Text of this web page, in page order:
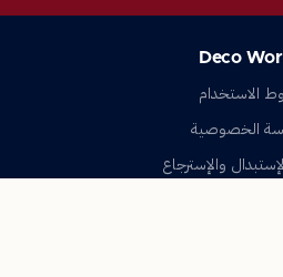
Deco
الاستخدام
الخصوصية
والإسترجاع